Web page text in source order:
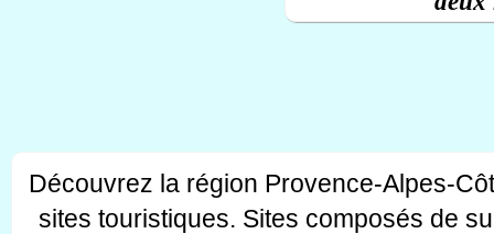
Découvrez la région Provence-Alpes-
sites touristiques. Sites composés de